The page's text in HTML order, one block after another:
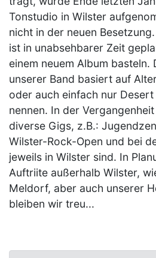
Tonstudio in Wilster
nicht in der neuen
ist in unabsehbarer Zeit
einem neuem Album basteln.
unserer Band basiert auf
oder auch einfach nur
nennen. In der
diverse Gigs, z.B.:
Wilster-Rock-Open und bei
jeweils in Wilster sind. In
Auftriite außerhalb Wilster,
Meldorf, aber auch unserer
bleiben wir treu...